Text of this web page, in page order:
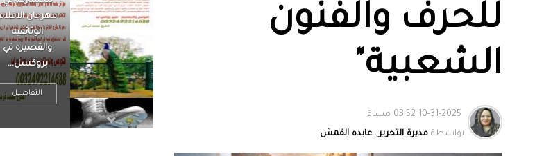
للحرف والفنون
الشعبية"
بواسطة مديرة التحرير ..عايده القمش
، بينما الرجل
ضيق الأفق
فعادة ما يكون
متوتراً
التفاصيل